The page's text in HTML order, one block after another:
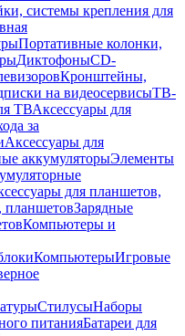
системы крепления для
Портативные колонки,
ДиктофоныCD-
Кронштейны,
на видеосервисыТВ-
ТВАксессуары для
за
Аксессуары для
аккумуляторыЭлементы
для планшетов,
планшетовЗарядные
Компьютеры и
КомпьютерыИгровые
СтилусыНаборы
питанияБатареи для